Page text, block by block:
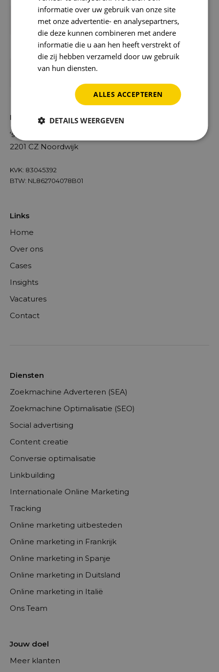
071 – 207 37 03
We zijn bereikbaar op werkdagen tussen 8.30 en
17.00 uur.
info@reward.nl
Reward
‘s-Gravendijckseweg 9
2201 CZ Noordwijk
KVK: 83045392
BTW: NL862704078B01
Links
Home
Over ons
Cases
Insights
Vacatures
Contact
Diensten
Zoekmachine Adverteren (SEA)
Zoekmachine Optimalisatie (SEO)
Social advertising
Content creatie
Conversie optimalisatie
Linkbuilding
Internationale Online Marketing
Tracking
Online marketing uitbesteden
Online marketing in Frankrijk
Online marketing in Spanje
Online marketing in Duitsland
Online marketing in Italië
Ons Team
Jouw doel
Meer klanten
informatie over uw gebruik van onze site
met onze advertentie- en analysepartners,
die deze kunnen combineren met andere
informatie die u aan hen heeft verstrekt of
die zij hebben verzameld door uw gebruik
van hun diensten.
ALLES ACCEPTEREN
DETAILS WEERGEVEN